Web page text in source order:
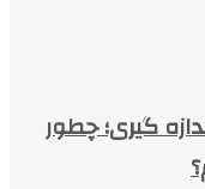
گیری؛ چطور